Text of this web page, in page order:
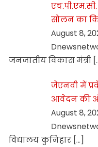
सोलन का
August 8,
जनजातीय विकास मंत्री
जेएनवी में
आवेदन की
August 8,
विद्यालय कुनिहार […]